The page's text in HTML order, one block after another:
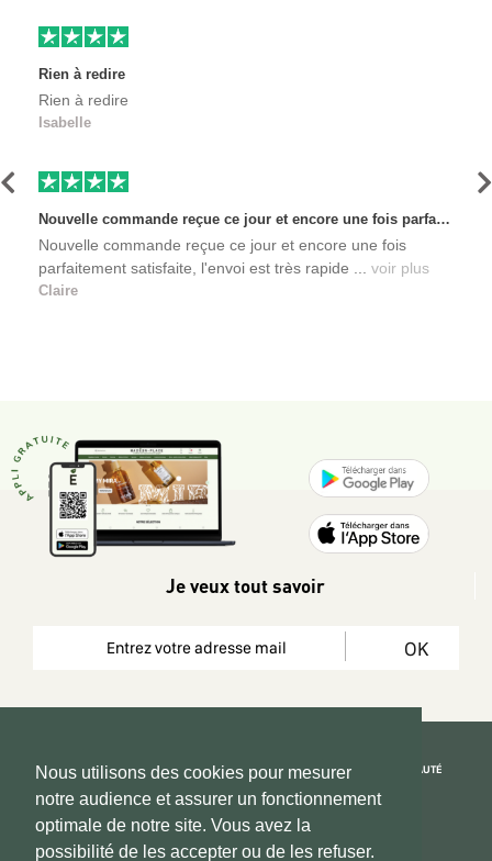
Nous utilisons des cookies pour mesurer
notre audience et assurer un fonctionnement
optimale de notre site. Vous avez la
possibilité de les accepter ou de les refuser.
Rien à redire
Rien à redire
Isabelle
Nouvelle commande reçue ce jour et encore une fois parfaitement satisfaite, l'envoi est très rapide et les produits sont toujours conditionnés de manière personnalisés. L'avantage de commander auprès de créateurs indépendants.
Nouvelle commande reçue ce jour et encore une fois
parfaitement satisfaite, l'envoi est très rapide ... voir plus
Claire
Précédent
Je veux tout savoir
OK
Copyright 2026 © www.hadeen-place.fr
Based on Kate&You MarketPlace’ solution
REJOIGNEZ LA COMMUNAUTÉ